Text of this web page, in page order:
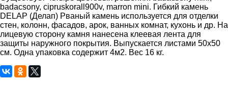
badacsony, cipruskorall900v, marron mini. Гибкий камень
DELAP (Делап) Рваный камень используется для отделки
стен, колонн, фасадов, арок, ванных комнат, кухонь и др. На
лицевую сторону камня нанесена клеевая лента для
защиты наружного покрытия. Выпускается листами 50х50
см. Одна упаковка содержит 4м2. Вес 16 кг.